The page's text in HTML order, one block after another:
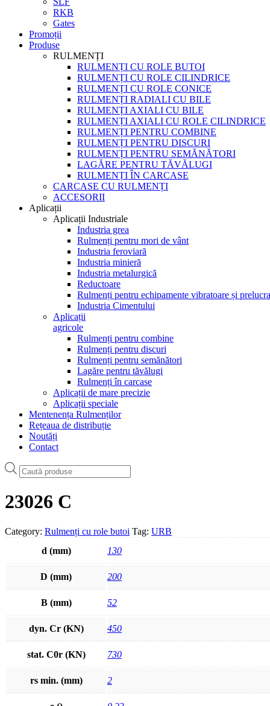
RKB
Gates
Promoții
Produse
RULMENȚI
RULMENȚI CU ROLE BUTOI
RULMENȚI CU ROLE CILINDRICE
RULMENȚI CU ROLE CONICE
RULMENȚI RADIALI CU BILE
RULMENȚI AXIALI CU BILE
RULMENȚI AXIALI CU ROLE CILINDRICE
RULMENȚI PENTRU COMBINE
RULMENȚI PENTRU DISCURI
RULMENȚI PENTRU SEMĂNĂTORI
LAGĂRE PENTRU TĂVĂLUGI
RULMENȚI ÎN CARCASE
CARCASE CU RULMENȚI
ACCESORII
Aplicații
Aplicații Industriale
Industria grea
Rulmenți pentru mori de vânt
Industria feroviară
Industria minieră
Industria metalurgică
Reductoare
Rulmenți pentru echipamente vibratoare și
Industria Cimentului
Aplicații
agricole
Rulmenți pentru combine
Rulmenți pentru discuri
Rulmenți pentru semănători
Lagăre pentru tăvălugi
Rulmenți în carcase
Aplicații de mare precizie
Aplicații speciale
Mentenența Rulmenților
Rețeaua de distribuție
Noutăți
Contact
Products
search
23026 C
Category: Rulmenți cu role butoi Tag: URB
d (mm)
130
D (mm) 200
B (mm) 52
dyn. Cr (KN) 450
stat. C0r (KN) 730
rs min. (mm) 2